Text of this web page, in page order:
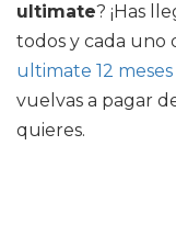
ultimate? ¡Has
todos y cada uno
ultimate 12 meses
vuelvas a pagar
quieres.